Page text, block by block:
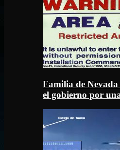
Familia de
el gobierno por